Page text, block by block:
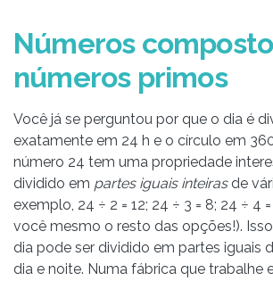
Números
números primos
Você já se perguntou por que o dia é
exatamente em 24 h e o círculo em
número 24 tem uma propriedade
dividido em partes iguais inteirasde
exemplo, 24 ÷ 2 = 12; 24 ÷ 3 = 8; 24 ÷ 4
você mesmo o resto das opções!).
dia pode ser dividido em partes iguais
dia e noite. Numa fábrica que trabalhe